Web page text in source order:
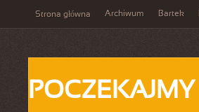
Strona główna Archiwum Bartek
POCZEKAJMY